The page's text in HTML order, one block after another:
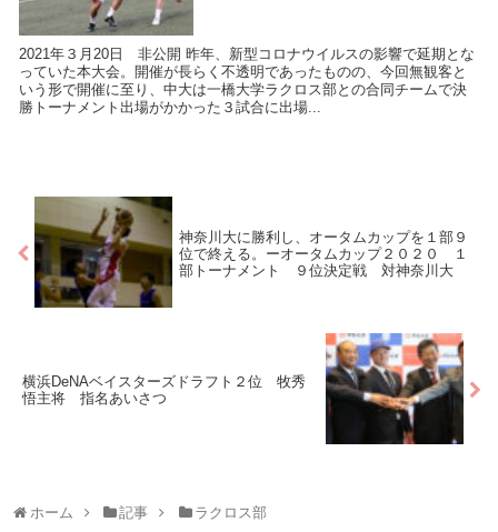
2021年３月20日 非公開 昨年、新型コロナウイルスの影響で延期とな
っていた本大会。開催が長らく不透明であったものの、今回無観客と
いう形で開催に至り、中大は一橋大学ラクロス部との合同チームで決
勝トーナメント出場がかかった３試合に出場...
神奈川大に勝利し、オータムカップを１部９
位で終える。ーオータムカップ２０２０ １
部トーナメント ９位決定戦 対神奈川大
横浜DeNAベイスターズドラフト２位 牧秀
悟主将 指名あいさつ
ホーム 記事 ラクロス部